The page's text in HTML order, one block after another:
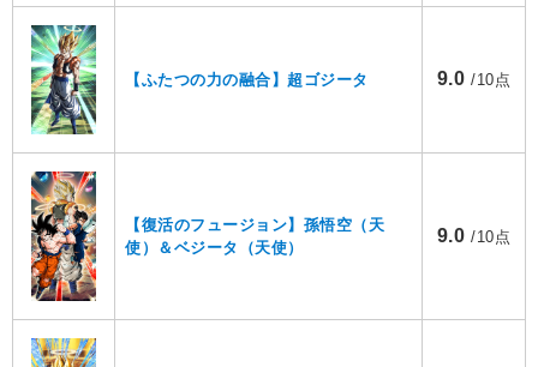
【ふたつの力の融合】超ゴジータ 9.0 /10点
【復活のフュージョン】孫悟空（天
使）＆ベジータ（天使）
9.0 /10点